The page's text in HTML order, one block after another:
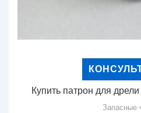
Купить патрон для
Запасные